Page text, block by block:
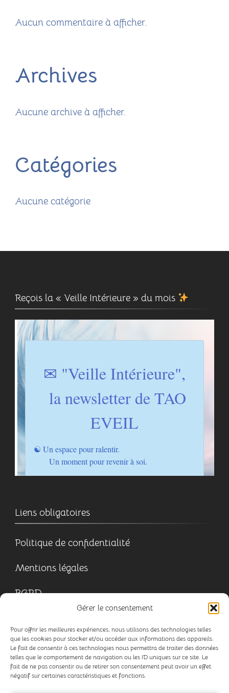
Gérer le consentement
Pour offrir les meilleures expériences, nous utilisons des technologies telles
que les cookies pour stocker et/ou accéder aux informations des appareils.
Le fait de consentir à ces technologies nous permettra de traiter des données
telles que le comportement de navigation ou les ID uniques sur ce site. Le
fait de ne pas consentir ou de retirer son consentement peut avoir un effet
négatif sur certaines caractéristiques et fonctions.
Aucun commentaire à afficher.
Archives
Aucune archive à afficher.
Catégories
Aucune catégorie
Reçois la « Veille Intérieure » du mois
Liens obligatoires
Politique de confidentialité
Mentions légales
RGPD